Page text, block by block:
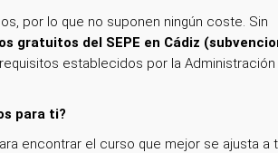
por lo que no suponen ningún coste. Sin
gratuitos del SEPE en Cádiz
establecidos por la Administración
para ti?
encontrar el curso que mejor se ajusta a